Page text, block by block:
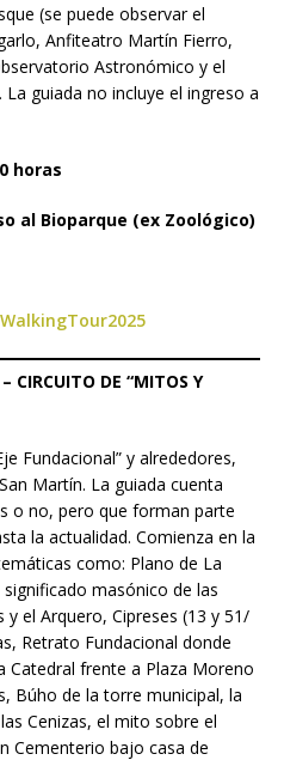
(se puede observar el
Anfiteatro Martín Fierro,
Astronómico y el
guiada no incluye el ingreso a
horas
al Bioparque (ex Zoológico)
CIRCUITO DE “MITOS Y
Fundacional” y alrededores,
Martín. La guiada cuenta
o no, pero que forman parte
la actualidad. Comienza en la
como: Plano de La
masónico de las
el Arquero, Cipreses (13 y 51/
Retrato Fundacional donde
Catedral frente a Plaza Moreno
Búho de la torre municipal, la
Cenizas, el mito sobre el
Cementerio bajo casa de